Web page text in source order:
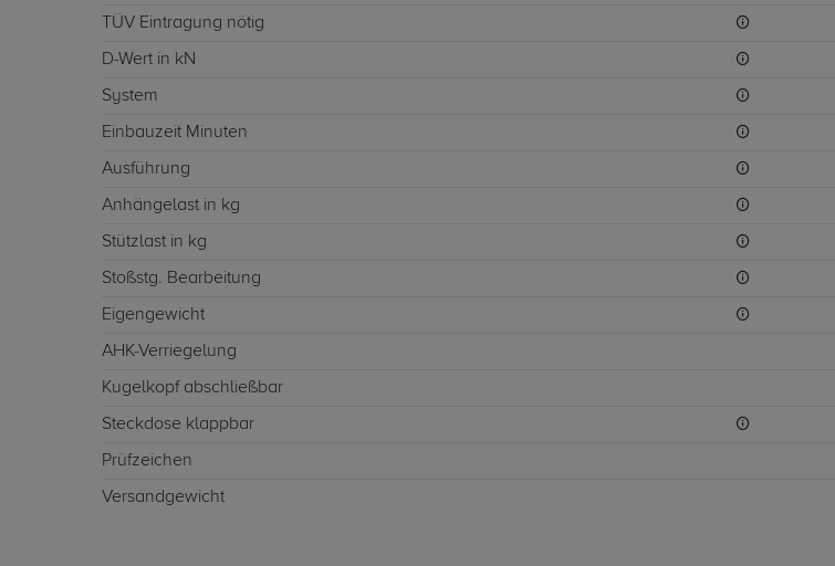
TÜV Eintragung nötig
D-Wert in kN
System
Einbauzeit Minuten
Ausführung
Anhängelast in kg
Stützlast in kg
Stoßstg. Bearbeitung
Eigengewicht
AHK-Verriegelung
Kugelkopf abschließbar
Steckdose klappbar
Prüfzeichen
Versandgewicht